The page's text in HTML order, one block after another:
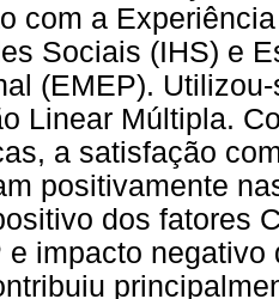
com a
Sociais (IHS) e
(EMEP).
Linear Múltipla.
a satisfação
positivamente
dos fatores
e impacto